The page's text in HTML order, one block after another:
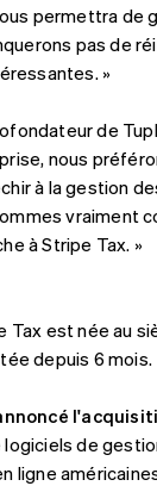
permettra de
pas de
»
de
nous
à la gestion
vraiment
à Stripe Tax. »
Tax est née au
depuis 6 mois.
de
ligne
English